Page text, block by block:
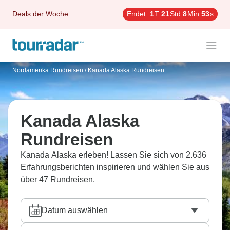
Deals der Woche Endet: 1T 21Std 8Min 52s
Nordamerika Rundreisen / Kanada Alaska Rundreisen
Kanada Alaska
Rundreisen
Kanada Alaska erleben! Lassen Sie sich von 2.636
Erfahrungsberichten inspirieren und wählen Sie aus
über 47 Rundreisen.
Datum auswählen